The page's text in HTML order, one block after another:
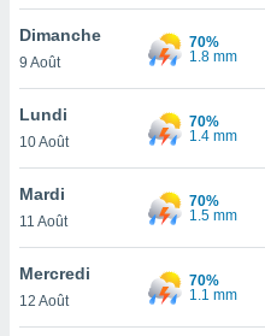
ou
le
ainsi
un
la
du
Dimanche
9 Août
70%
1.8 mm
Lundi
10 Août
70%
1.4 mm
Mardi
11 Août
70%
1.5 mm
Mercredi
12 Août
70%
1.1 mm